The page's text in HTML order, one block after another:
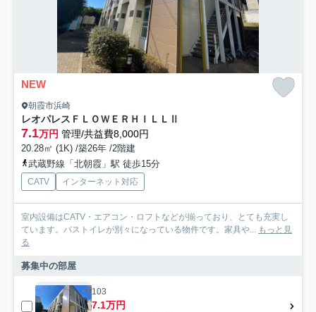
NEW
朝霞市浜崎
レオパレスＦＬＯＷＥＲＨＩＬＬⅡ
7.1万円 管理/共益費8,000円
20.28㎡ (1K) /築26年 /2階建
武蔵野線「北朝霞」駅 徒歩15分
CATV インターネット対応
室内設備はCATV・エアコン・ロフトなどが揃っており、とても充実し
ています。バストイレが別々になっている物件です。家具や... もっと見
る
募集中の部屋
103
7.1万円